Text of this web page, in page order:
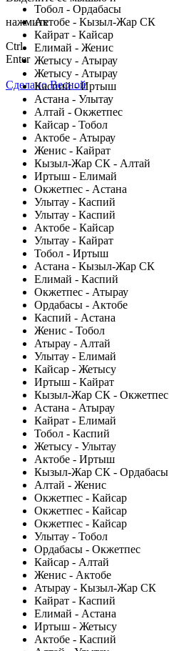
Тобол - Ордабасы
Актобе - Кызыл-Жар СК
Кайрат - Кайсар
Елимай - Женис
Жетысу - Атырау
Жетысу - Атырау
Каспий - Иртыш
Астана - Улытау
Алтай - Окжетпес
Кайсар - Тобол
Актобе - Атырау
Женис - Кайрат
Кызыл-Жар СК - Алтай
Иртыш - Елимай
Окжетпес - Астана
Улытау - Каспий
Улытау - Каспий
Актобе - Кайсар
Улытау - Кайрат
Тобол - Иртыш
Астана - Кызыл-Жар СК
Елимай - Каспий
Окжетпес - Атырау
Ордабасы - Актобе
Каспий - Астана
Женис - Тобол
Атырау - Алтай
Улытау - Елимай
Кайсар - Жетысу
Иртыш - Кайрат
Кызыл-Жар СК - Окжетпес
Астана - Атырау
Кайрат - Елимай
Тобол - Каспий
Жетысу - Улытау
Актобе - Иртыш
Кызыл-Жар СК - Ордабасы
Алтай - Женис
Окжетпес - Кайсар
Окжетпес - Кайсар
Окжетпес - Кайсар
Улытау - Тобол
Ордабасы - Окжетпес
Кайсар - Алтай
Женис - Актобе
Атырау - Кызыл-Жар СК
Кайрат - Каспий
Елимай - Астана
Иртыш - Жетысу
Актобе - Каспий
нажмите
Ctrl
Enter
Сделано Весной